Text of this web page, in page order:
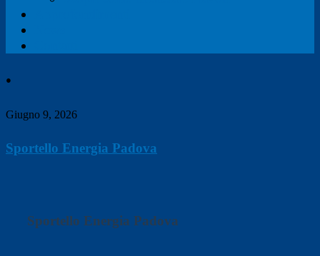
●
Giugno 9, 2026
Sportello Energia Padova
Sportello Energia Padova